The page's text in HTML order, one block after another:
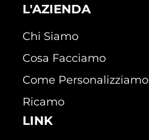
L'AZIENDA
Chi Siamo
Cosa Facciamo
Come Personalizziamo
Ricamo
LINK